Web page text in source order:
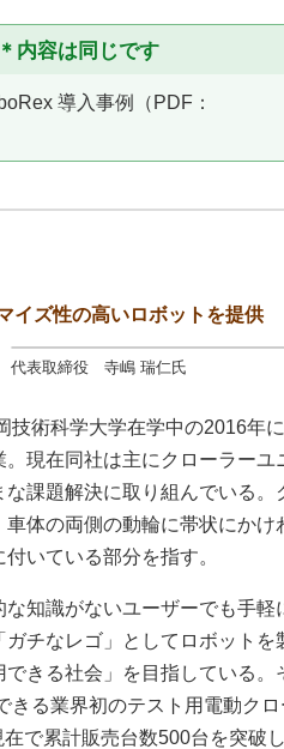
内容は同じです
導入事例（PDF：
イズ性の高いロボットを提供
代表取締役 寺嶋 瑞仁氏
技術科学大学在学中の2016年
現在同社は主にクローラーユ
課題解決に取り組んでいる。
体の両側の動輪に帯状にかけ
いている部分を指す。
知識がないユーザーでも手軽
チなレゴ」としてロボットを
きる社会」を目指している。
る業界初のテスト用電動ク
で累計販売台数500台を突破し